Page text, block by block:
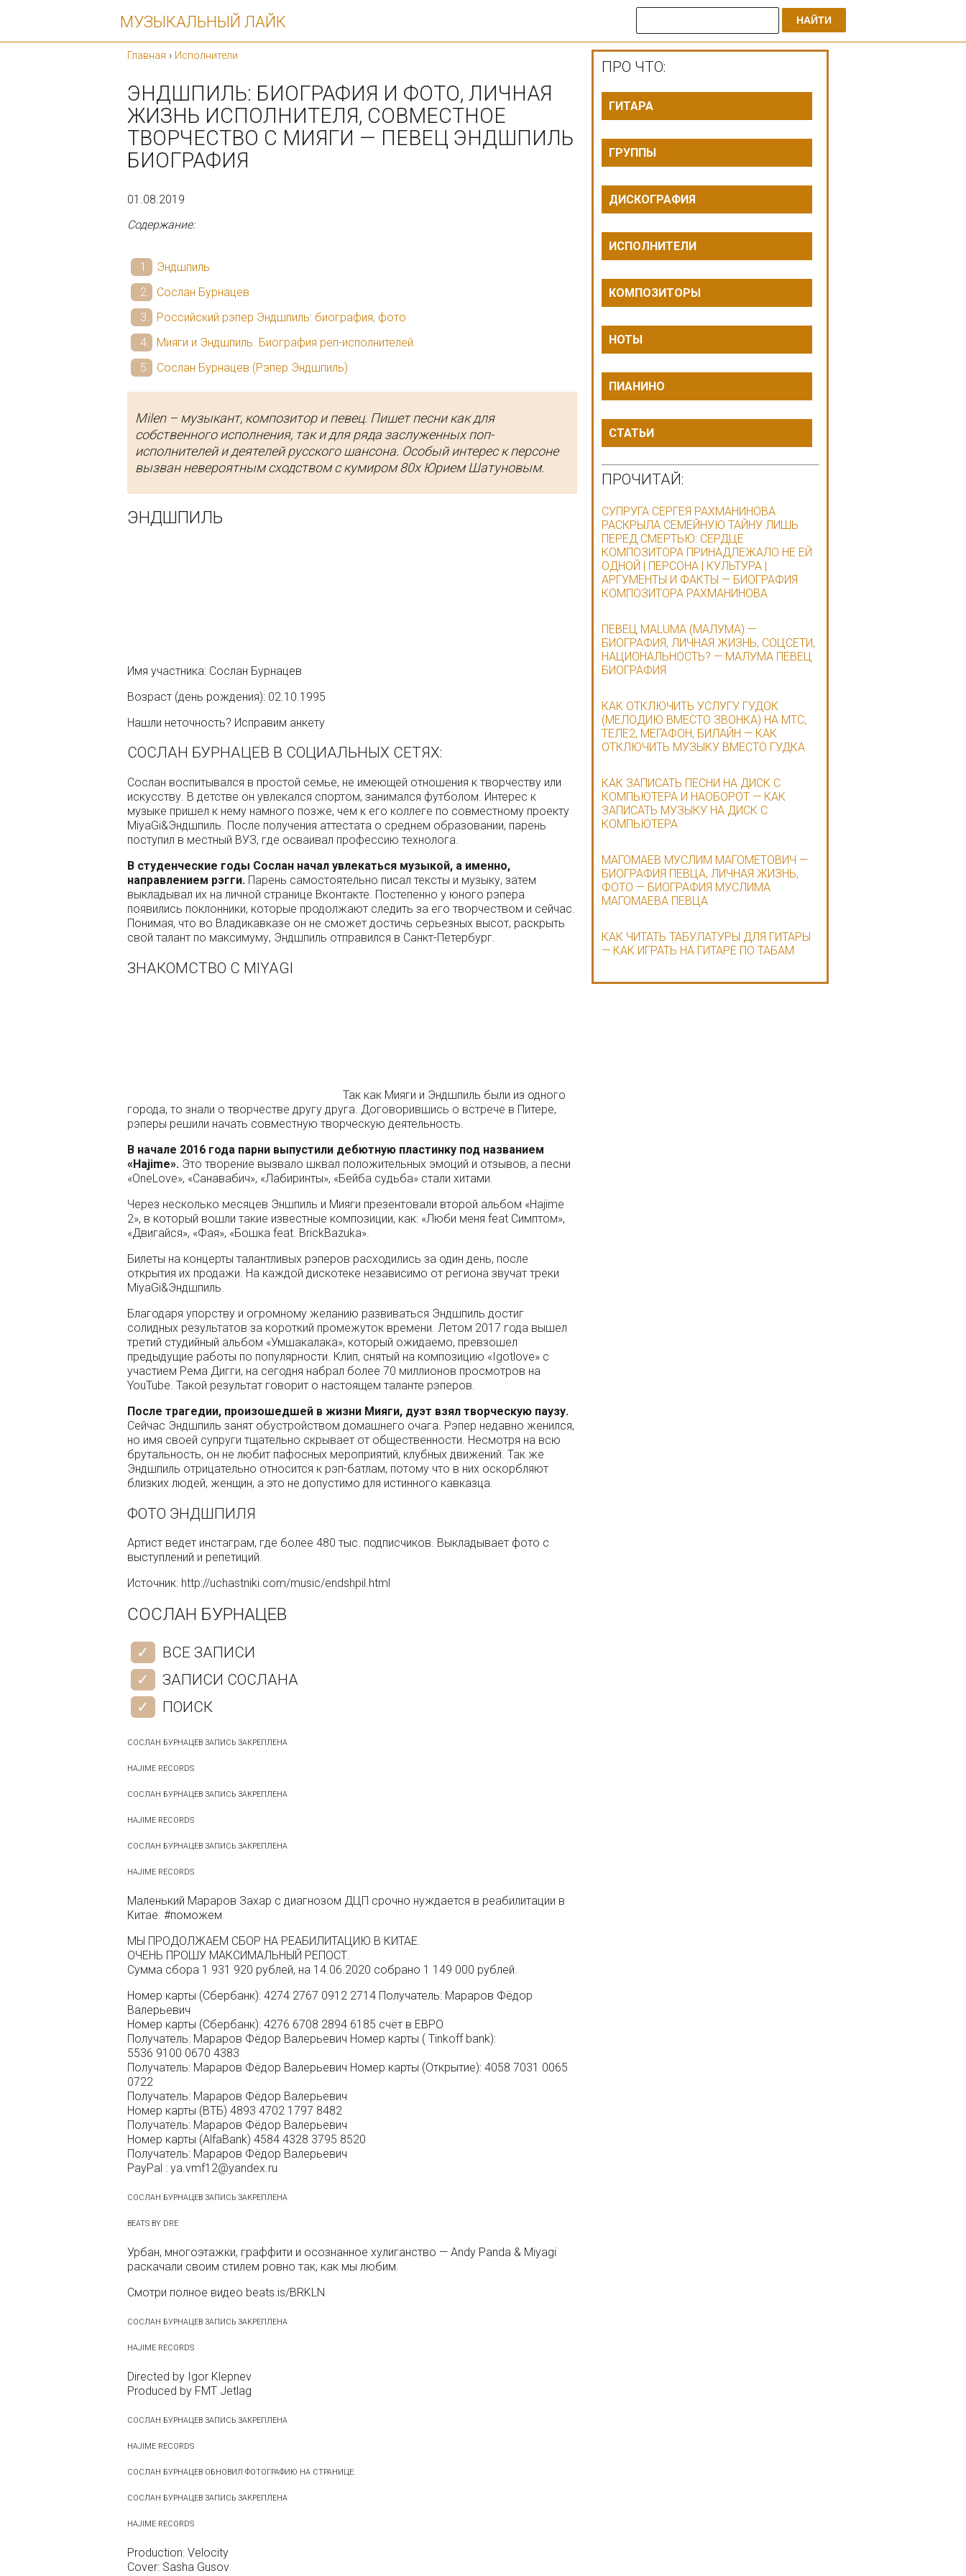
МУЗЫКАЛЬНЫЙ ЛАЙК НАЙТИ
Главная › Исполнители
ЭНДШПИЛЬ: БИОГРАФИЯ И ФОТО, ЛИЧНАЯ
ЖИЗНЬ ИСПОЛНИТЕЛЯ, СОВМЕСТНОЕ
ТВОРЧЕСТВО С МИЯГИ — ПЕВЕЦ ЭНДШПИЛЬ
БИОГРАФИЯ
01.08.2019
Содержание:
Эндшпиль
Сослан Бурнацев
Российский рэпер Эндшпиль: биография, фото
Мияги и Эндшпиль. Биография реп-исполнителей
Сослан Бурнацев (Рэпер Эндшпиль)
Milen – музыкант, композитор и певец. Пишет песни как для
собственного исполнения, так и для ряда заслуженных поп-
исполнителей и деятелей русского шансона. Особый интерес к персоне
вызван невероятным сходством с кумиром 80х Юрием Шатуновым.
ЭНДШПИЛЬ
Имя участника: Сослан Бурнацев
Возраст (день рождения): 02.10.1995
Нашли неточность? Исправим анкету
СОСЛАН БУРНАЦЕВ В СОЦИАЛЬНЫХ СЕТЯХ:
Сослан воспитывался в простой семье, не имеющей отношения к творчеству или
искусству. В детстве он увлекался спортом, занимался футболом. Интерес к
музыке пришел к нему намного позже, чем к его коллеге по совместному проекту
MiyaGi&Эндшпиль. После получения аттестата о среднем образовании, парень
поступил в местный ВУЗ, где осваивал профессию технолога.
В студенческие годы Сослан начал увлекаться музыкой, а именно,
направлением рэгги. Парень самостоятельно писал тексты и музыку, затем
выкладывал их на личной странице Вконтакте. Постепенно у юного рэпера
появились поклонники, которые продолжают следить за его творчеством и сейчас.
Понимая, что во Владикавказе он не сможет достичь серьезных высот, раскрыть
свой талант по максимуму, Эндшпиль отправился в Санкт-Петербург.
ЗНАКОМСТВО С MIYAGI
Так как Мияги и Эндшпиль были из одного
города, то знали о творчестве другу друга. Договорившись о встрече в Питере,
рэперы решили начать совместную творческую деятельность.
В начале 2016 года парни выпустили дебютную пластинку под названием
«Hajime». Это творение вызвало шквал положительных эмоций и отзывов, а песни
«OneLove», «Санавабич», «Лабиринты», «Бейба судьба» стали хитами.
Через несколько месяцев Эншпиль и Мияги презентовали второй альбом «Hajime
2», в который вошли такие известные композиции, как: «Люби меня feat Симптом»,
«Двигайся», «Фая», «Бошка feat. BrickBazuka».
Билеты на концерты талантливых рэперов расходились за один день, после
открытия их продажи. На каждой дискотеке независимо от региона звучат треки
MiyaGi&Эндшпиль.
Благодаря упорству и огромному желанию развиваться Эндшпиль достиг
солидных результатов за короткий промежуток времени. Летом 2017 года вышел
третий студийный альбом «Умшакалака», который ожидаемо, превзошел
предыдущие работы по популярности. Клип, снятый на композицию «Igotlove» с
участием Рема Дигги, на сегодня набрал более 70 миллионов просмотров на
YouTube. Такой результат говорит о настоящем таланте рэперов.
После трагедии, произошедшей в жизни Мияги, дуэт взял творческую паузу.
Сейчас Эндшпиль занят обустройством домашнего очага. Рэпер недавно женился,
но имя своей супруги тщательно скрывает от общественности. Несмотря на всю
брутальность, он не любит пафосных мероприятий, клубных движений. Так же
Эндшпиль отрицательно относится к рэп-батлам, потому что в них оскорбляют
близких людей, женщин, а это не допустимо для истинного кавказца.
ФОТО ЭНДШПИЛЯ
Артист ведет инстаграм, где более 480 тыс. подписчиков. Выкладывает фото с
выступлений и репетиций.
Источник: http://uchastniki.com/music/endshpil.html
СОСЛАН БУРНАЦЕВ
ВСЕ ЗАПИСИ
ЗАПИСИ СОСЛАНА
ПОИСК
СОСЛАН БУРНАЦЕВ ЗАПИСЬ ЗАКРЕПЛЕНА
HAJIME RECORDS
СОСЛАН БУРНАЦЕВ ЗАПИСЬ ЗАКРЕПЛЕНА
HAJIME RECORDS
СОСЛАН БУРНАЦЕВ ЗАПИСЬ ЗАКРЕПЛЕНА
HAJIME RECORDS
Маленький Мараров Захар с диагнозом ДЦП срочно нуждается в реабилитации в
Китае. #поможем
МЫ ПРОДОЛЖАЕМ СБОР НА РЕАБИЛИТАЦИЮ В КИТАЕ.
ОЧЕНЬ ПРОШУ МАКСИМАЛЬНЫЙ РЕПОСТ.
Сумма сбора 1 931 920 рублей, на 14.06.2020 собрано 1 149 000 рублей.
Номер карты (Сбербанк): 4274 2767 0912 2714 Получатель: Мараров Фёдор
Валерьевич
Номер карты (Сбербанк): 4276 6708 2894 6185 счёт в ЕВРО
Получатель: Мараров Фёдор Валерьевич Номер карты ( Tinkoff bank):
5536 9100 0670 4383
Получатель: Мараров Фёдор Валерьевич Номер карты (Открытие): 4058 7031 0065
0722
Получатель: Мараров Фёдор Валерьевич
Номер карты (ВТБ) 4893 4702 1797 8482
Получатель: Мараров Фёдор Валерьевич
Номер карты (AlfaBank) 4584 4328 3795 8520
Получатель: Мараров Фёдор Валерьевич
PayPal : ya.vmf12@yandex.ru
СОСЛАН БУРНАЦЕВ ЗАПИСЬ ЗАКРЕПЛЕНА
BEATS BY DRE
Урбан, многоэтажки, граффити и осознанное хулиганство — Andy Panda & Miyagi
раскачали своим стилем ровно так, как мы любим.
Смотри полное видео beats.is/BRKLN
СОСЛАН БУРНАЦЕВ ЗАПИСЬ ЗАКРЕПЛЕНА
HAJIME RECORDS
Directed by Igor Klepnev
Produced by FMT Jetlag
СОСЛАН БУРНАЦЕВ ЗАПИСЬ ЗАКРЕПЛЕНА
HAJIME RECORDS
СОСЛАН БУРНАЦЕВ ОБНОВИЛ ФОТОГРАФИЮ НА СТРАНИЦЕ:
СОСЛАН БУРНАЦЕВ ЗАПИСЬ ЗАКРЕПЛЕНА
HAJIME RECORDS
Production: Velocity
Cover: Sasha Gusov
ПРО ЧТО:
ГИТАРА
ГРУППЫ
ДИСКОГРАФИЯ
ИСПОЛНИТЕЛИ
КОМПОЗИТОРЫ
НОТЫ
ПИАНИНО
СТАТЬИ
ПРОЧИТАЙ:
СУПРУГА СЕРГЕЯ РАХМАНИНОВА
РАСКРЫЛА СЕМЕЙНУЮ ТАЙНУ ЛИШЬ
ПЕРЕД СМЕРТЬЮ: СЕРДЦЕ
КОМПОЗИТОРА ПРИНАДЛЕЖАЛО НЕ ЕЙ
ОДНОЙ | ПЕРСОНА | КУЛЬТУРА |
АРГУМЕНТЫ И ФАКТЫ — БИОГРАФИЯ
КОМПОЗИТОРА РАХМАНИНОВА
ПЕВЕЦ MALUMA (МАЛУМА) —
БИОГРАФИЯ, ЛИЧНАЯ ЖИЗНЬ, СОЦСЕТИ,
НАЦИОНАЛЬНОСТЬ? — МАЛУМА ПЕВЕЦ
БИОГРАФИЯ
КАК ОТКЛЮЧИТЬ УСЛУГУ ГУДОК
(МЕЛОДИЮ ВМЕСТО ЗВОНКА) НА МТС,
ТЕЛЕ2, МЕГАФОН, БИЛАЙН — КАК
ОТКЛЮЧИТЬ МУЗЫКУ ВМЕСТО ГУДКА
КАК ЗАПИСАТЬ ПЕСНИ НА ДИСК С
КОМПЬЮТЕРА И НАОБОРОТ — КАК
ЗАПИСАТЬ МУЗЫКУ НА ДИСК С
КОМПЬЮТЕРА
МАГОМАЕВ МУСЛИМ МАГОМЕТОВИЧ —
БИОГРАФИЯ ПЕВЦА, ЛИЧНАЯ ЖИЗНЬ,
ФОТО — БИОГРАФИЯ МУСЛИМА
МАГОМАЕВА ПЕВЦА
КАК ЧИТАТЬ ТАБУЛАТУРЫ ДЛЯ ГИТАРЫ
— КАК ИГРАТЬ НА ГИТАРЕ ПО ТАБАМ